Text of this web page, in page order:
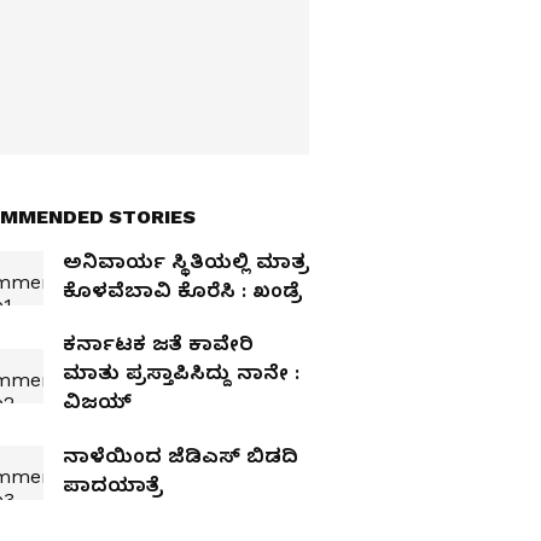
STORIES
ಅನಿವಾರ್ಯ ಸ್ಥಿತಿಯಲ್ಲಿ ಮಾತ್ರ
ಕೊಳವೆಬಾವಿ ಕೊರೆಸಿ : ಖಂಡ್ರೆ
ಕರ್ನಾಟಕ ಜತೆ ಕಾವೇರಿ
ಮಾತು ಪ್ರಸ್ತಾಪಿಸಿದ್ದು ನಾನೇ :
ವಿಜಯ್‌
ನಾಳೆಯಿಂದ ಜೆಡಿಎಸ್‌ ಬಿಡದಿ
ಪಾದಯಾತ್ರೆ